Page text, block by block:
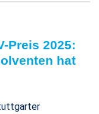
Preis 2025:
hat